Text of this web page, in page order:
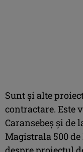
Sunt și alte
contractare. Este
Caransebeş și de
Magistrala 500